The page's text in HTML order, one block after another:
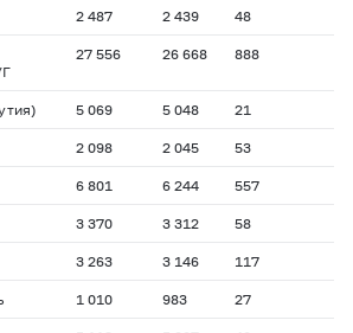
2 487 2 439 48
27 556 26 668 888
5 069 5 048 21
2 098 2 045 53
6 801 6 244 557
3 370 3 312 58
3 263 3 146 117
1 010 983 27